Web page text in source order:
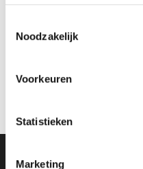
Noodzakelijk
Voorkeuren
Statistieken
Marketing